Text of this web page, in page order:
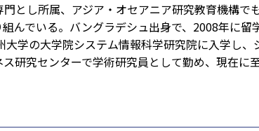
とし所属、アジア・オセアニア研究教育機構
んでいる。バングラデシュ出身で、2008年に
学の大学院システム情報科学研究院に入学し
研究センターで学術研究員として勤め、現在に至